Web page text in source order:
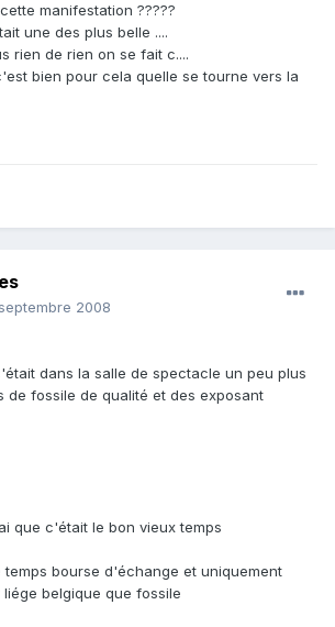
manifestation ?????
une des plus belle ....
rien de rien on se fait c....
bien pour cela quelle se tourne vers la
2008
dans la salle de spectacle un peu plus
de fossile de qualité et des exposant
que c'était le bon vieux temps
bourse d'échange et uniquement
belgique que fossile